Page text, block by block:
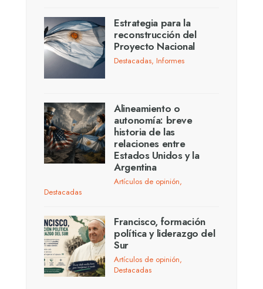
Estrategia para la
reconstrucción del
Proyecto Nacional
Destacadas, Informes
Alineamiento o
autonomía: breve
historia de las
relaciones entre
Estados Unidos y la
Argentina
Artículos de opinión,
Destacadas
Francisco, formación
política y liderazgo del
Sur
Artículos de opinión,
Destacadas